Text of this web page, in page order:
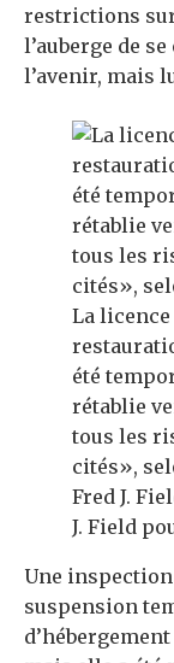
restrictions
l’auberge de
l’avenir, mais
La licence
été
rétablie
tous les
cités»,
Fred J.
J. Field
Une
suspension